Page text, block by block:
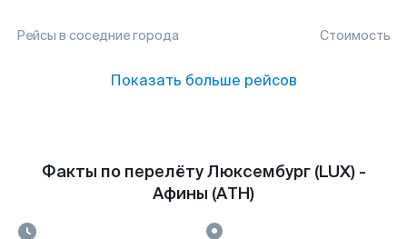
Рейсы в соседние города Стоимость
Показать больше рейсов
Факты по перелёту Люксембург (LUX) -
Афины (ATH)